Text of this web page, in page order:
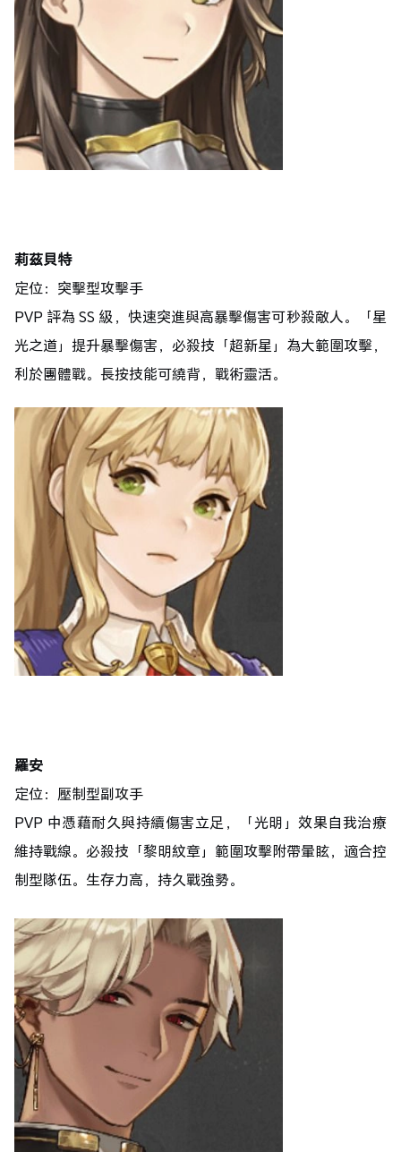
莉茲貝特
定位：突擊型攻擊手
PVP 評為 SS 級，快速突進與高暴擊傷害可秒殺敵人。「星
光之道」提升暴擊傷害，必殺技「超新星」為大範圍攻擊，
利於團體戰。長按技能可繞背，戰術靈活。
羅安
定位：壓制型副攻手
PVP 中憑藉耐久與持續傷害立足，「光明」效果自我治療
維持戰線。必殺技「黎明紋章」範圍攻擊附帶暈眩，適合控
制型隊伍。生存力高，持久戰強勢。